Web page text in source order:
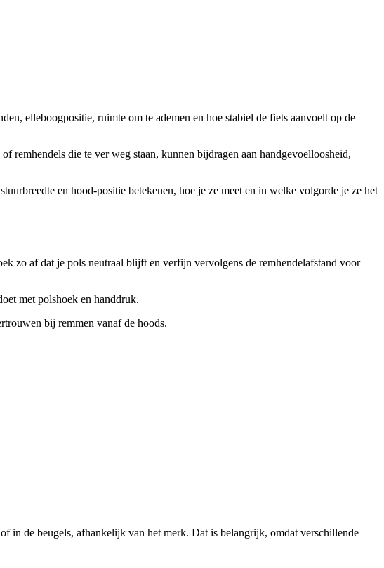
elleboogpositie, ruimte om te ademen en hoe stabiel de fiets aanvoelt op de
remhendels die te ver weg staan, kunnen bijdragen aan handgevoelloosheid,
en hood-positie betekenen, hoe je ze meet en in welke volgorde je ze het
zo af dat je pols neutraal blijft en verfijn vervolgens de remhendelafstand voor
met polshoek en handdruk.
bij remmen vanaf de hoods.
in de beugels, afhankelijk van het merk. Dat is belangrijk, omdat verschillende